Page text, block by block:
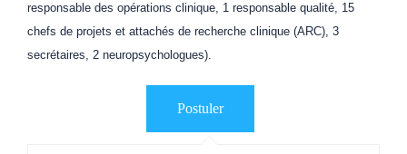
responsable des opérations clinique, 1 responsable qualité, 15
chefs de projets et attachés de recherche clinique (ARC), 3
secrétaires, 2 neuropsychologues).